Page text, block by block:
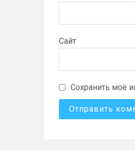
Сайт
Сохранить моё